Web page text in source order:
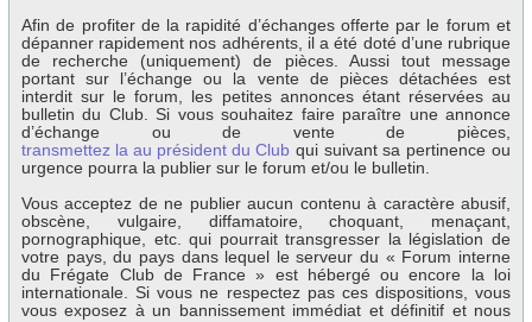
Afin de profiter de la rapidité d’échanges offerte par le forum et
dépanner rapidement nos adhérents, il a été doté d’une rubrique
de recherche (uniquement) de pièces. Aussi tout message
portant sur l’échange ou la vente de pièces détachées est
interdit sur le forum, les petites annonces étant réservées au
bulletin du Club. Si vous souhaitez faire paraître une annonce
d’échange ou de vente de pièces,
transmettez la au président du Club qui suivant sa pertinence ou
urgence pourra la publier sur le forum et/ou le bulletin.
Vous acceptez de ne publier aucun contenu à caractère abusif,
obscène, vulgaire, diffamatoire, choquant, menaçant,
pornographique, etc. qui pourrait transgresser la législation de
votre pays, du pays dans lequel le serveur du « Forum interne
du Frégate Club de France » est hébergé ou encore la loi
internationale. Si vous ne respectez pas ces dispositions, vous
vous exposez à un bannissement immédiat et définitif et nous